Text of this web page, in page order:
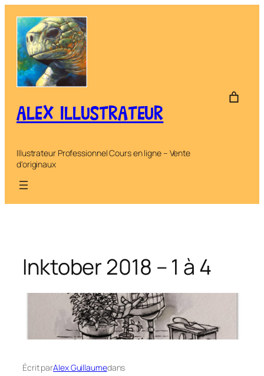
contenu
ALEX ILLUSTRATEUR
Illustrateur Professionnel Cours en ligne – Vente
d'originaux
Inktober 2018 – 1 à 4
Écrit parAlex Guillaumedans